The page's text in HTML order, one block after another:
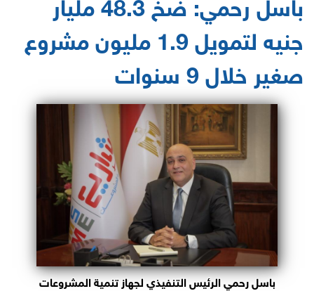
جنيه لتمويل 1.9 مليون مشروع
صغير خلال 9 سنوات
باسل رحمي الرئيس التنفيذي لجهاز تنمية المشروعات